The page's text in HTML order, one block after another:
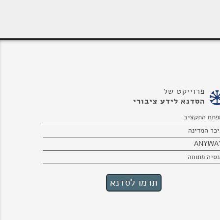
פרוייקט של
הסדנא לידע ציבורי
התקציב
המדינה
פתוחה